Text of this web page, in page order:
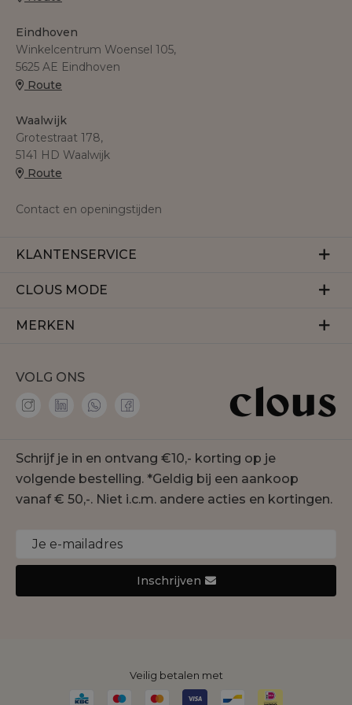
Eindhoven
Winkelcentrum Woensel 105,
5625 AE Eindhoven
Route
Waalwijk
Grotestraat 178,
5141 HD Waalwijk
Route
Contact en openingstijden
KLANTENSERVICE
Veelgestelde vragen
Betalen
CLOUS MODE
Over ons
Membership
Onze winkels
Duurzaamheid
Cookie statement
MERKEN
Accentil
Amaya Amsterdam
Geisha
Gustav
Jansen Amsterdam
Monari
Nukus
Rino&Pelle
VOLG ONS
Schrijf je in en ontvang €10,- korting op je
volgende bestelling. *Geldig bij een aankoop
vanaf € 50,-. Niet i.c.m. andere acties en kortingen.
Inschrijven
Veilig betalen met